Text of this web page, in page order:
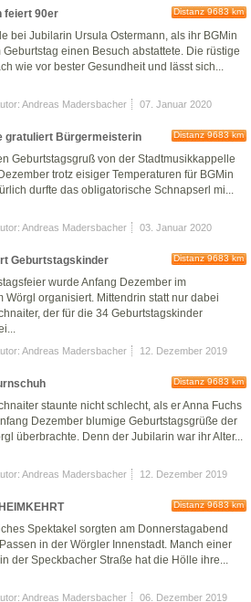
feiert 90er Distanz 9683 km
bei Jubilarin Ursula Ostermann, als ihr BGMin
einen Besuch abstattete. Die rüstige
wie vor bester Gesundheit und lässt sich...
Andreas Madersbacher 07. Januar 2020
gratuliert Bürgermeisterin Distanz 9683 km
Geburtstagsgruß von der Stadtmusikkappelle
trotz eisiger Temperaturen für BGMin
durfte das obligatorische Schnapserl mi...
Andreas Madersbacher 03. Januar 2020
Geburtstagskinder Distanz 9683 km
wurde Anfang Dezember im
Wörgl organisiert. Mittendrin statt nur dabei
der für die 34 Geburtstagskinder
Andreas Madersbacher 12. Dezember 2019
Distanz 9683 km
staunte nicht schlecht, als er Anna Fuchs
Dezember blumige Geburtstagsgrüße der
überbrachte. Denn der Jubilarin war ihr Alter...
Andreas Madersbacher 12. Dezember 2019
Distanz 9683 km
Spektakel sorgten am Donnerstagabend
in der Wörgler Innenstadt. Manch einer
der Speckbacher Straße hat die Hölle ihre...
Andreas Madersbacher 06. Dezember 2019